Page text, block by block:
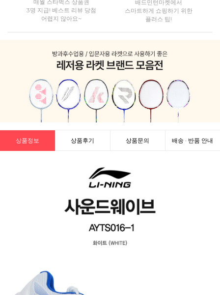
매월 스타벅스 상품권
3명 지급! 베스트 리뷰 당첨
어렵지 않아요~
배드민턴마켓에서
스마트하게 쇼핑하기 위한
플러스 팁!
상품정보 상품후기 상품문의 배송 · 반품 안내